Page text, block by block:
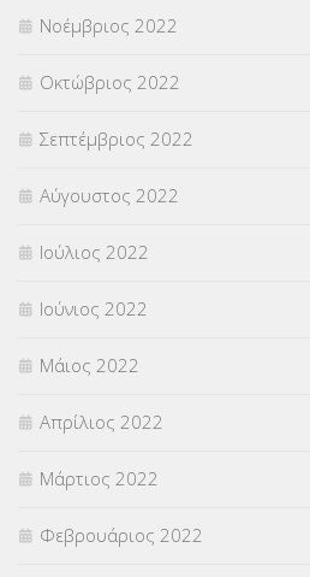
Νοέμβριος 2022
Οκτώβριος 2022
Σεπτέμβριος 2022
Αύγουστος 2022
Ιούλιος 2022
Ιούνιος 2022
Μάιος 2022
Απρίλιος 2022
Μάρτιος 2022
Φεβρουάριος 2022